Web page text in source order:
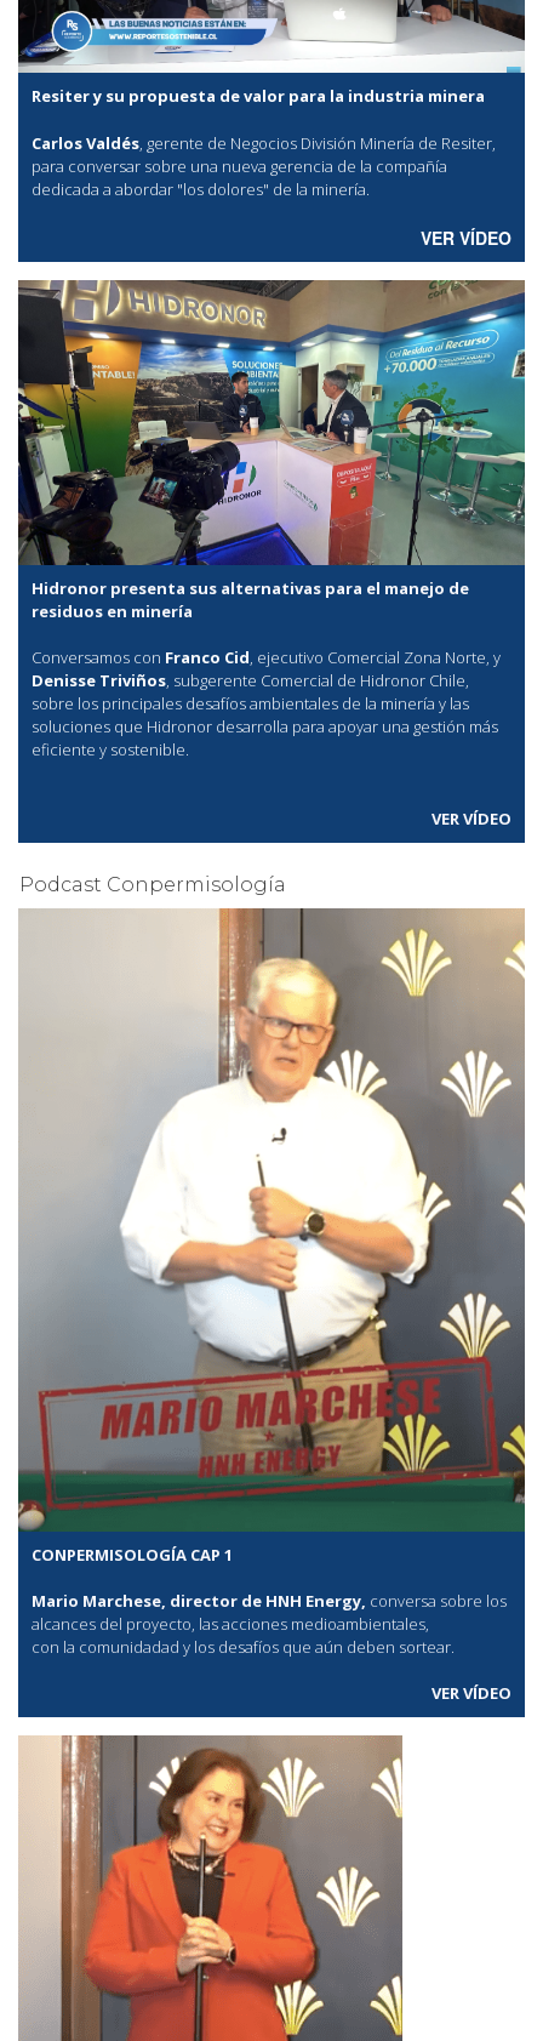
Resiter y su propuesta de valor para la industria minera
Carlos Valdés, gerente de Negocios División Minería de Resiter,
para conversar sobre una nueva gerencia de la compañía
dedicada a abordar "los dolores" de la minería.
VER VÍDEO
Hidronor presenta sus alternativas para el manejo de
residuos en minería
Conversamos con Franco Cid, ejecutivo Comercial Zona Norte, y
Denisse Triviños, subgerente Comercial de Hidronor Chile,
sobre los principales desafíos ambientales de la minería y las
soluciones que Hidronor desarrolla para apoyar una gestión más
eficiente y sostenible.
VER VÍDEO
Podcast Conpermisología
CONPERMISOLOGÍA CAP 1
Mario Marchese, director de HNH Energy, conversa sobre los
alcances del proyecto, las acciones medioambientales,
con la comunidadad y los desafíos que aún deben sortear.
VER VÍDEO